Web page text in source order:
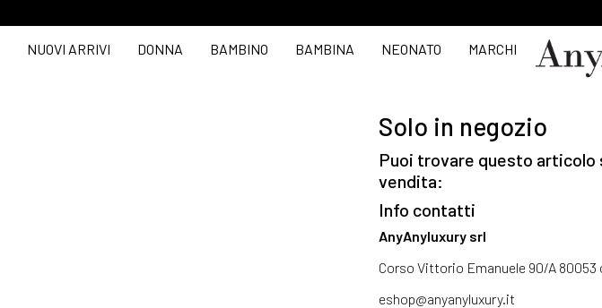
NUOVI ARRIVI DONNA BAMBINO BAMBINA NEONATO MARCHI
Solo in negozio
Puoi trovare questo
vendita:
Info contatti
AnyAnyluxury srl
Corso Vittorio Emanuele 90/A
eshop@anyanyluxury.it